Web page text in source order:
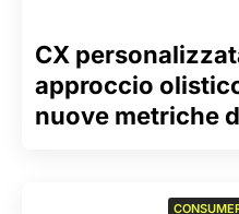
CX
approccio
nuove metriche